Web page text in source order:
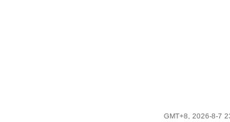
GMT+8, 2026-8-7